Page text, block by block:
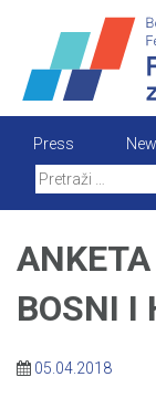
content
Press
BOSNI I
05.04.2018